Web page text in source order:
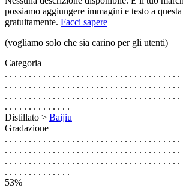
possiamo aggiungere immagini e testo a
gratuitamente. Facci sapere
(vogliamo solo che sia carino per gli utenti)
Categoria
. . . . . . . . . . . . . . . . . . . . . . . . . . . . . . . . . . . .
. . . . . . . . . . . . . . . . . . . . . . . . . . . . . . . . . . . .
. . . . . . . . . . . . . . . . . . . . . . . . . . . . . . . . . . . .
. . . . . . . . . . . . . .
Distillato > Baijiu
Gradazione
. . . . . . . . . . . . . . . . . . . . . . . . . . . . . . . . . . . .
. . . . . . . . . . . . . . . . . . . . . . . . . . . . . . . . . . . .
. . . . . . . . . . . . . . . . . . . . . . . . . . . . . . . . . . . .
. . . . . . . . . . . . . .
53%